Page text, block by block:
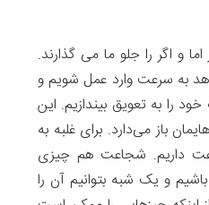
و اگر را جلو ما می گذارند.
به سرعت وارد عمل شویم و
خود را به تعویق بیندازیم. این
باز می‌دارد. برای غلبه به
داریم. شجاعت هم چیزی
و یک شبه بتوانیم آن را